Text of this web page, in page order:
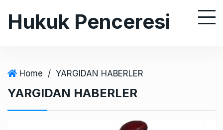
Hukuk Penceresi
Home / YARGIDAN HABERLER
YARGIDAN HABERLER